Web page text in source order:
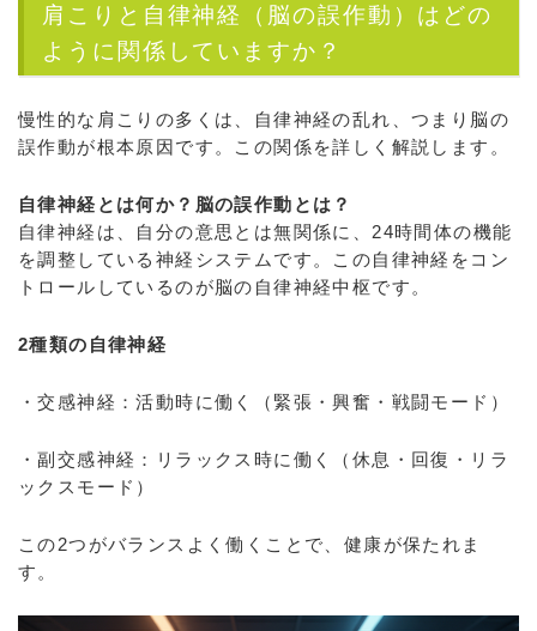
肩こりと自律神経（脳の誤作動）はどの
ように関係していますか？
慢性的な肩こりの多くは、自律神経の乱れ、つまり脳の
誤作動が根本原因です。この関係を詳しく解説します。
自律神経とは何か？脳の誤作動とは？
自律神経は、自分の意思とは無関係に、24時間体の機能
を調整している神経システムです。この自律神経をコン
トロールしているのが脳の自律神経中枢です。
2種類の自律神経
・交感神経：活動時に働く（緊張・興奮・戦闘モード）
・副交感神経：リラックス時に働く（休息・回復・リラ
ックスモード）
この2つがバランスよく働くことで、健康が保たれま
す。